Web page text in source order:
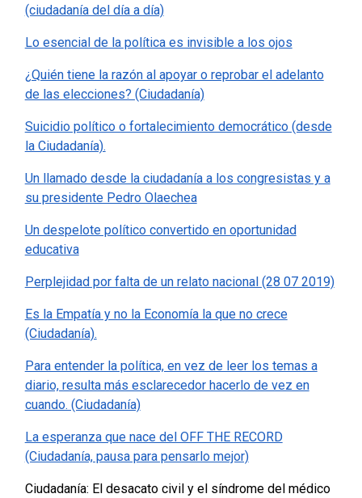
(ciudadanía del día a día)
Lo esencial de la política es invisible a los ojos
¿Quién tiene la razón al apoyar o reprobar el adelanto
de las elecciones? (Ciudadanía)
Suicidio político o fortalecimiento democrático (desde
la Ciudadanía).
Un llamado desde la ciudadanía a los congresistas y a
su presidente Pedro Olaechea
Un despelote político convertido en oportunidad
educativa
Perplejidad por falta de un relato nacional (28 07 2019)
Es la Empatía y no la Economía la que no crece
(Ciudadanía).
Para entender la política, en vez de leer los temas a
diario, resulta más esclarecedor hacerlo de vez en
cuando. (Ciudadanía)
La esperanza que nace del OFF THE RECORD
(Ciudadanía, pausa para pensarlo mejor)
Ciudadanía: El desacato civil y el síndrome del médico